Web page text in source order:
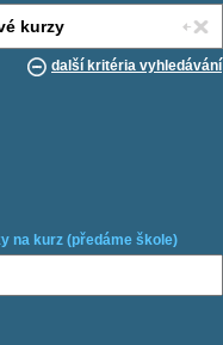
další kritéria vyhledávání
na kurz (předáme škole)